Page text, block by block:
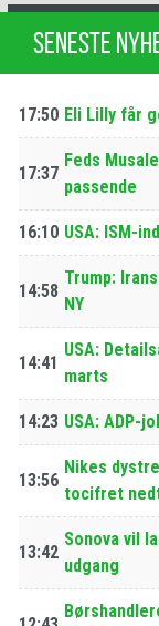
SENESTE
17:50 Eli Lilly får
17:37
Feds
passende
16:10 USA: ISM-
14:58
Trump:
NY
14:41
USA:
marts
14:23 USA: ADP-
13:56
Nikes
tocifret
13:42
Sonova vil
udgang